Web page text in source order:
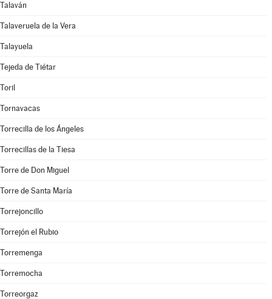
Talaván
Talaveruela de la Vera
Talayuela
Tejeda de Tiétar
Toril
Tornavacas
Torrecilla de los Ángeles
Torrecillas de la Tiesa
Torre de Don Miguel
Torre de Santa María
Torrejoncillo
Torrejón el Rubio
Torremenga
Torremocha
Torreorgaz